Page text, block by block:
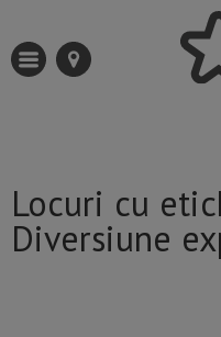
Locuri cu
Diversiune